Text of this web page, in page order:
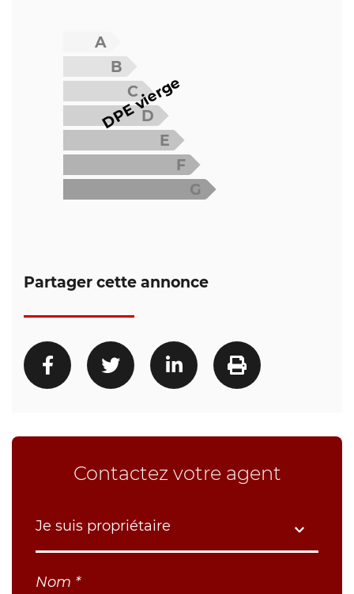
A
B
C
D
E
F
G
DPE vierge
Partager cette annonce
Contactez votre agent
Je suis propriétaire